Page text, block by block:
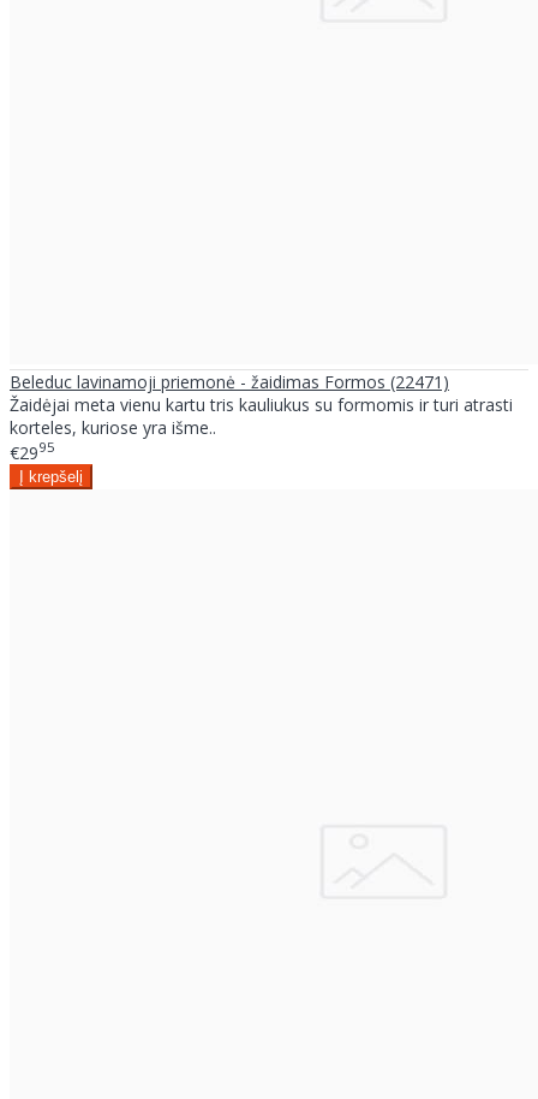
Beleduc lavinamoji priemonė - žaidimas Formos (22471)
Žaidėjai meta vienu kartu tris kauliukus su formomis ir turi atrasti
korteles, kuriose yra išme..
€2995